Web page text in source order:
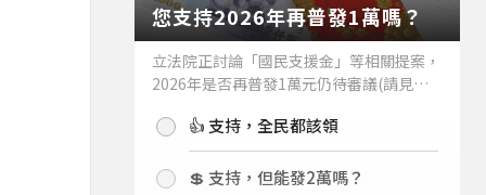
您支持2026年再普發1萬嗎？
立法院正討論「國民支援金」等相關提案，
2026年是否再普發1萬元仍待審議(請見下
持嗎？👍 支持，全民都該領
💲 支持，但能發2萬嗎？